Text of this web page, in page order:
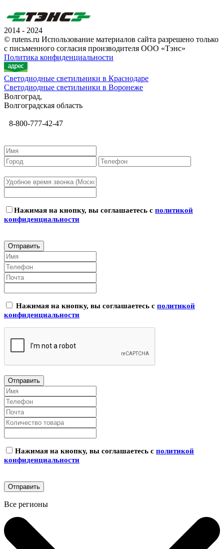
2014 - 2024
© rutens.ru Использование материалов сайта разрешено только
с письменного согласия производителя ООО «Тэнс»
Политика конфиденциальности
Светодиодные светильники в Краснодаре
Светодиодные светильники в Воронеже
Волгоград,
Волгоградская область
8-800-777-42-47
Нажимая на кнопку, вы соглашаетесь с политикой
конфиденциальности
Нажимая на кнопку, вы соглашаетесь с политикой
конфиденциальности
Нажимая на кнопку, вы соглашаетесь с политикой
конфиденциальности
Все регионы